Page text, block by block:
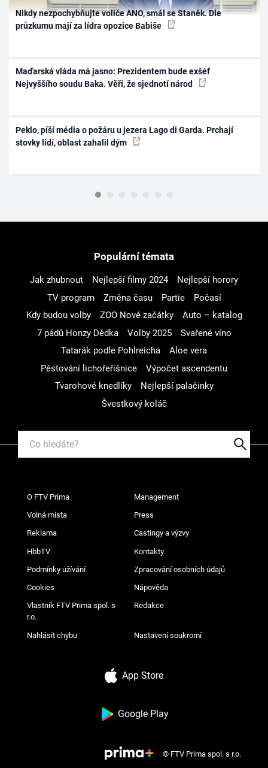
Nikdy nezpochybňujte voliče ANO, smál se Staněk. Dle
průzkumu mají za lídra opozice Babiše
Maďarská vláda má jasno: Prezidentem bude exšéf
Nejvyššího soudu Baka. Věří, že sjednotí národ
Peklo, píší média o požáru u jezera Lago di Garda. Prchají
stovky lidí, oblast zahalil dým
Populární témata
Jak zhubnout Nejlepší filmy 2024
Nejlepší horory
TV program
Změna času Partie
Počasí
Kdy budou volby
ZOO Nové začátky
Auto – katalog
7 pádů Honzy Dědka
Volby 2025
Svařené víno
Tatarák podle Pohlreicha
Aloe vera
Pěstování lichořeřišnice
Výpočet ascendentu
Tvarohové knedlíky
Nejlepší palačinky
Švestkový koláč
O FTV Prima Management
Volná místa Press
Reklama Castingy a výzvy
HbbTV Kontakty
Podmínky užívání Zpracování osobních údajů
Cookies Nápověda
Vlastník FTV Prima spol. s
r.o.
Redakce
Nahlásit chybu Nastavení soukromí
App Store
Google Play
© FTV Prima spol. s r.o.